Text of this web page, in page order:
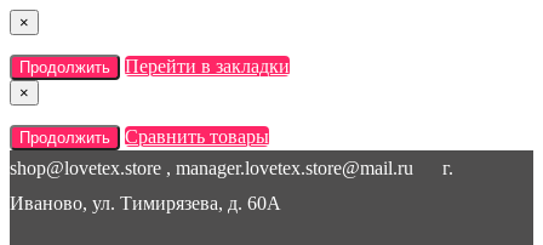
×
Продолжить Перейти в закладки
×
Продолжить
Сравнить товары
shop@lovetex.store , manager.lovetex.store@mail.ru
г.
Иваново, ул. Тимирязева, д. 60А